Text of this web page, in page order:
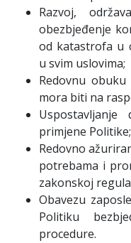
Razvoj,
obezbjeđenje
od katastrofa u
u svim uslovima;
Redovnu
mora biti na
Uspostavljanje
primjene Politike;
Redovno
potrebama i
zakonskoj
Obavezu
Politiku
procedure.